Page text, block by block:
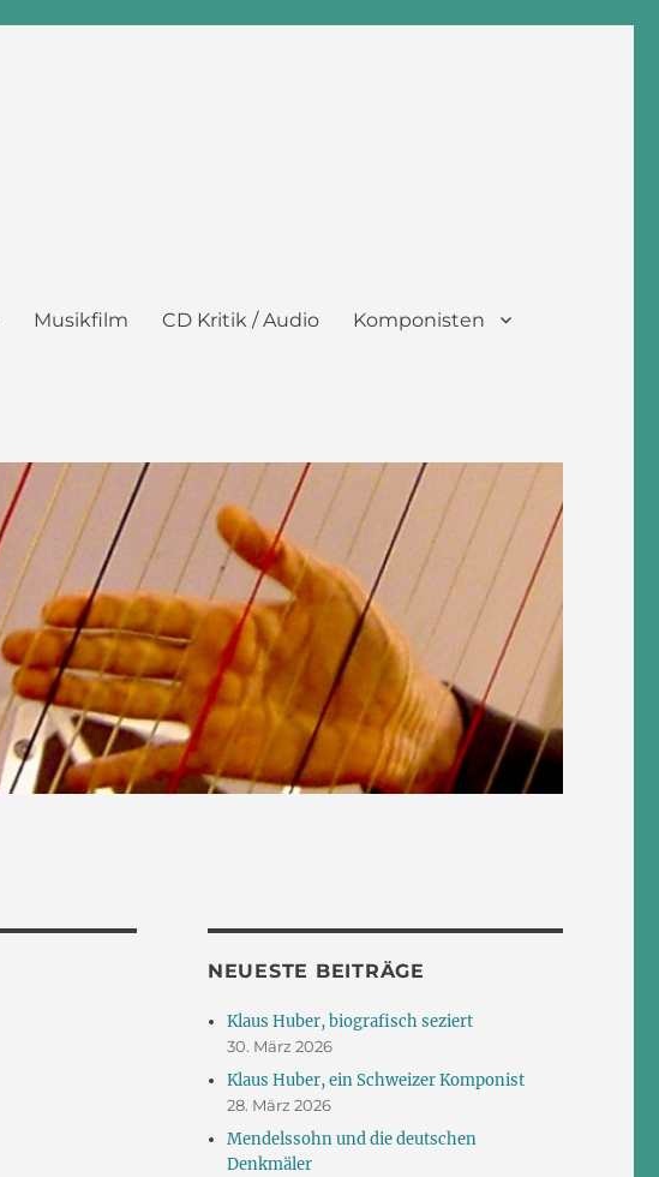
Musikfilm CD Kritik / Audio Komponisten
NEUESTE BEITRÄGE
Klaus Huber, biografisch seziert
30. März 2026
Klaus Huber, ein Schweizer Komponist
28. März 2026
Mendelssohn und die deutschen
Denkmäler